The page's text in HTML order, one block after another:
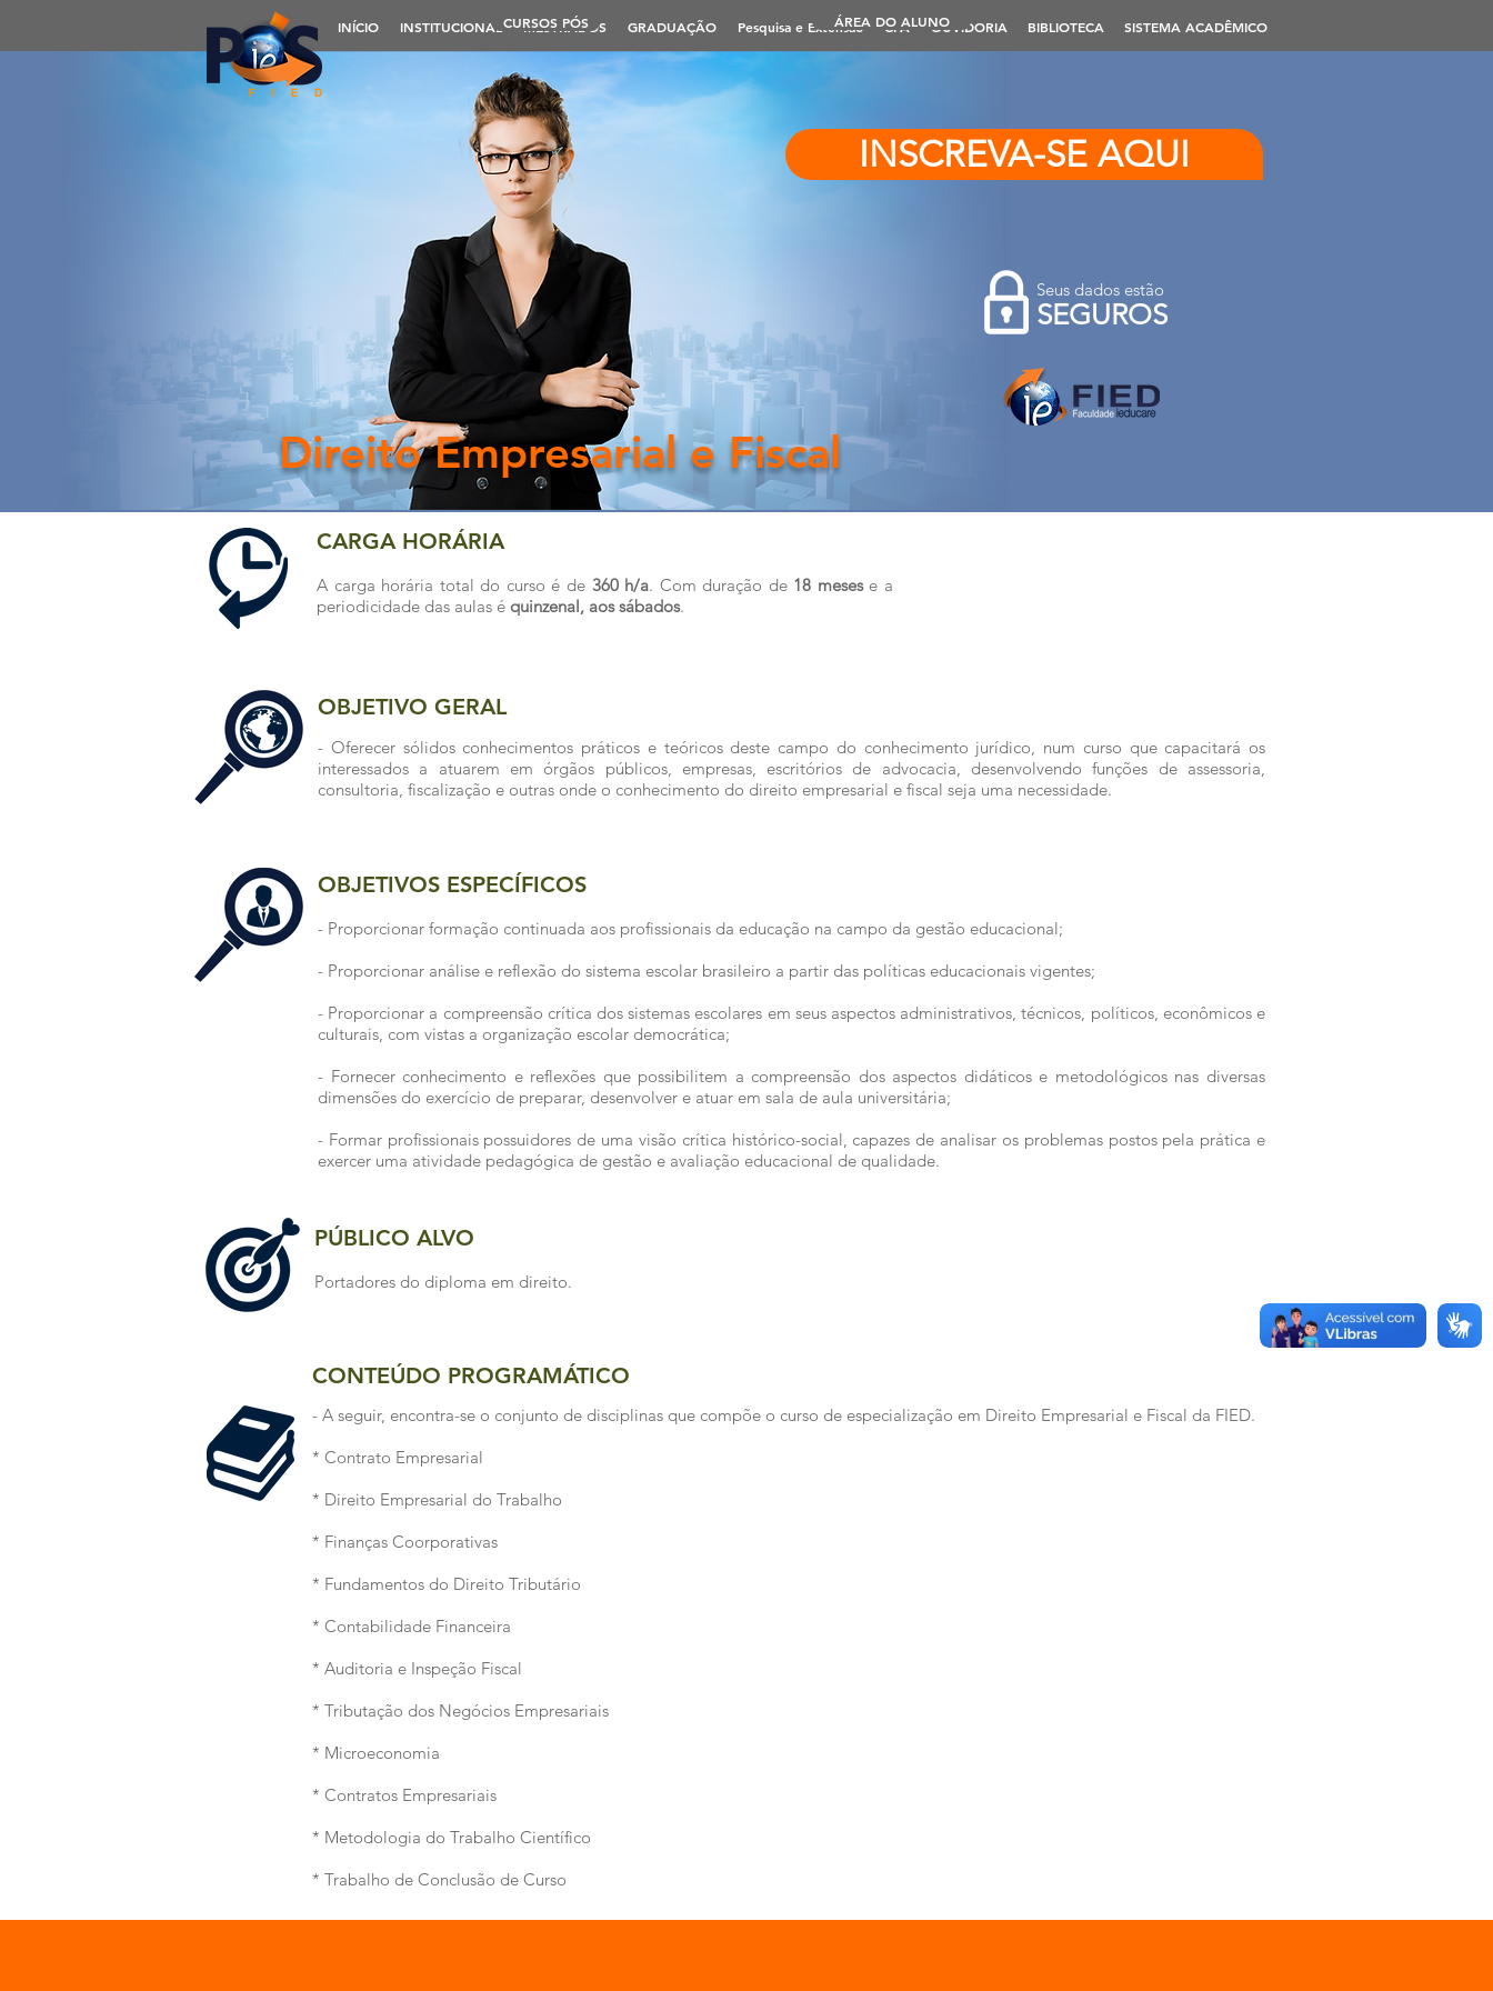
INÍCIO INSTITUCIONAL MESTRADOS GRADUAÇÃO Pesquisa e Extensão CPA OUVIDORIA BIBLIOTECA SISTEMA ACADÊMICO
CURSOS PÓS ÁREA DO ALUNO
Direito Empresarial e Fiscal
INSCREVA-SE AQUI
Seus dados estão
SEGUROS
CARGA HORÁRIA
A carga horária total do curso é de 360 h/a. Com duração de 18 mesese a
periodicidade das aulas é quinzenal, aos sábados.
OBJETIVO GERAL
- Oferecer sólidos conhecimentos práticos e teóricos deste campo do conhecimento jurídico, num curso que capacitará os
interessados a atuarem em órgãos públicos, empresas, escritórios de advocacia, desenvolvendo funções de assessoria,
consultoria, fiscalização e outras onde o conhecimento do direito empresarial e fiscal seja uma necessidade.
OBJETIVOS ESPECÍFICOS
- Proporcionar formação continuada aos profissionais da educação na campo da gestão educacional;
- Proporcionar análise e reflexão do sistema escolar brasileiro a partir das políticas educacionais vigentes;
- Proporcionar a compreensão crítica dos sistemas escolares em seus aspectos administrativos, técnicos, políticos, econômicos e
culturais, com vistas a organização escolar democrática;
- Fornecer conhecimento e reflexões que possibilitem a compreensão dos aspectos didáticos e metodológicos nas diversas
dimensões do exercício de preparar, desenvolver e atuar em sala de aula universitária;
- Formar profissionais possuidores de uma visão crítica histórico-social, capazes de analisar os problemas postos pela prática e
exercer uma atividade pedagógica de gestão e avaliação educacional de qualidade.
PÚBLICO ALVO
Portadores do diploma em direito.
CONTEÚDO PROGRAMÁTICO
- A seguir, encontra-se o conjunto de disciplinas que compõe o curso de especialização em Direito Empresarial e Fiscal da FIED.
* Contrato Empresarial
* Direito Empresarial do Trabalho
* Finanças Coorporativas
* Fundamentos do Direito Tributário
* Contabilidade Financeira
* Auditoria e Inspeção Fiscal
* Tributação dos Negócios Empresariais
* Microeconomia
* Contratos Empresariais
* Metodologia do Trabalho Científico
* Trabalho de Conclusão de Curso